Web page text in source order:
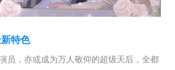
特色
员，亦或成为万人敬仰的超级天后，全都